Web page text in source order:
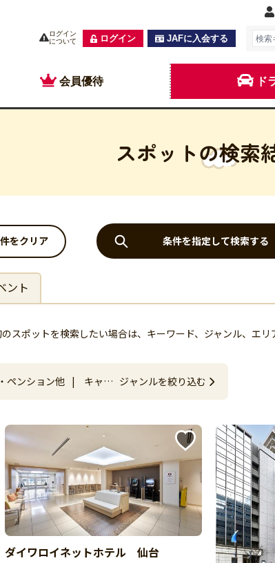
ログイン
について
ログイン JAFに入会する
会員優待 ド
スポットの検索
をクリア 条件を指定して検索する
ント
スポットを検索したい場合は、キーワード、ジャンル、エリ
ペンション他 |
キャン ジャンルを絞り込む
ダイワロイネットホテル 仙台